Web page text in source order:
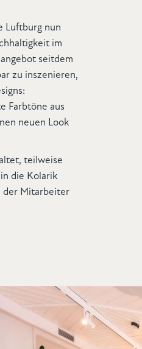
Luftburg nun
im
seitdem
zu inszenieren,
Farbtöne aus
neuen Look
teilweise
die Kolarik
der Mitarbeiter